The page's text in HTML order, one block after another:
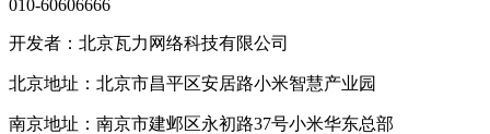
010-60606666
开发者：北京瓦力网络科技有限公司
北京地址：北京市昌平区安居路小米智慧产业园
南京地址：南京市建邺区永初路37号小米华东总部